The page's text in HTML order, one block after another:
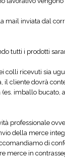
inviata dal
tutti i prodotti
ricevuti sia
cliente dovrà
imballo bucato,
professionale
della merce
di
in